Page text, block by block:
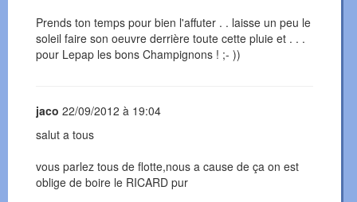
Prends ton temps pour bien l'affuter . . laisse un peu le
soleil faire son oeuvre derrière toute cette pluie et . . .
pour Lepap les bons Champignons ! ;- ))
jaco 22/09/2012 à 19:04
salut a tous
vous parlez tous de flotte,nous a cause de ça on est
oblige de boire le RICARD pur